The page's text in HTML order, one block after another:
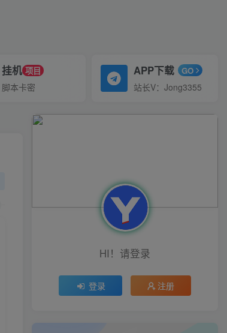
挂机 项目
脚本卡密
APP下载 GO
站长V：Jong3355
HI！请登录
登录 注册